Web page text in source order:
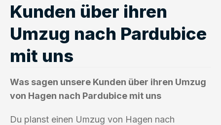
Kunden über ihren
Umzug nach Pardubice
mit uns
Was sagen unsere Kunden über ihren Umzug
von Hagen nach Pardubice mit uns
Du planst einen Umzug von Hagen nach